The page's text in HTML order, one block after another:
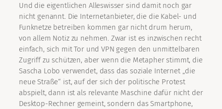
Und die eigentlichen Alleswisser sind damit noch gar
nicht genannt. Die Internetanbieter, die die Kabel- und
Funknetze betreiben kommen gar nicht drum herum,
von allem Notiz zu nehmen. Zwar ist es inzwischen recht
einfach, sich mit Tor und VPN gegen den unmittelbaren
Zugriff zu schützen, aber wenn die Metapher stimmt, die
Sascha Lobo verwendet, dass das soziale Internet „die
neue Straße“ ist, auf der sich der politische Protest
abspielt, dann ist als relevante Maschine dafür nicht der
Desktop-Rechner gemeint, sondern das Smartphone,